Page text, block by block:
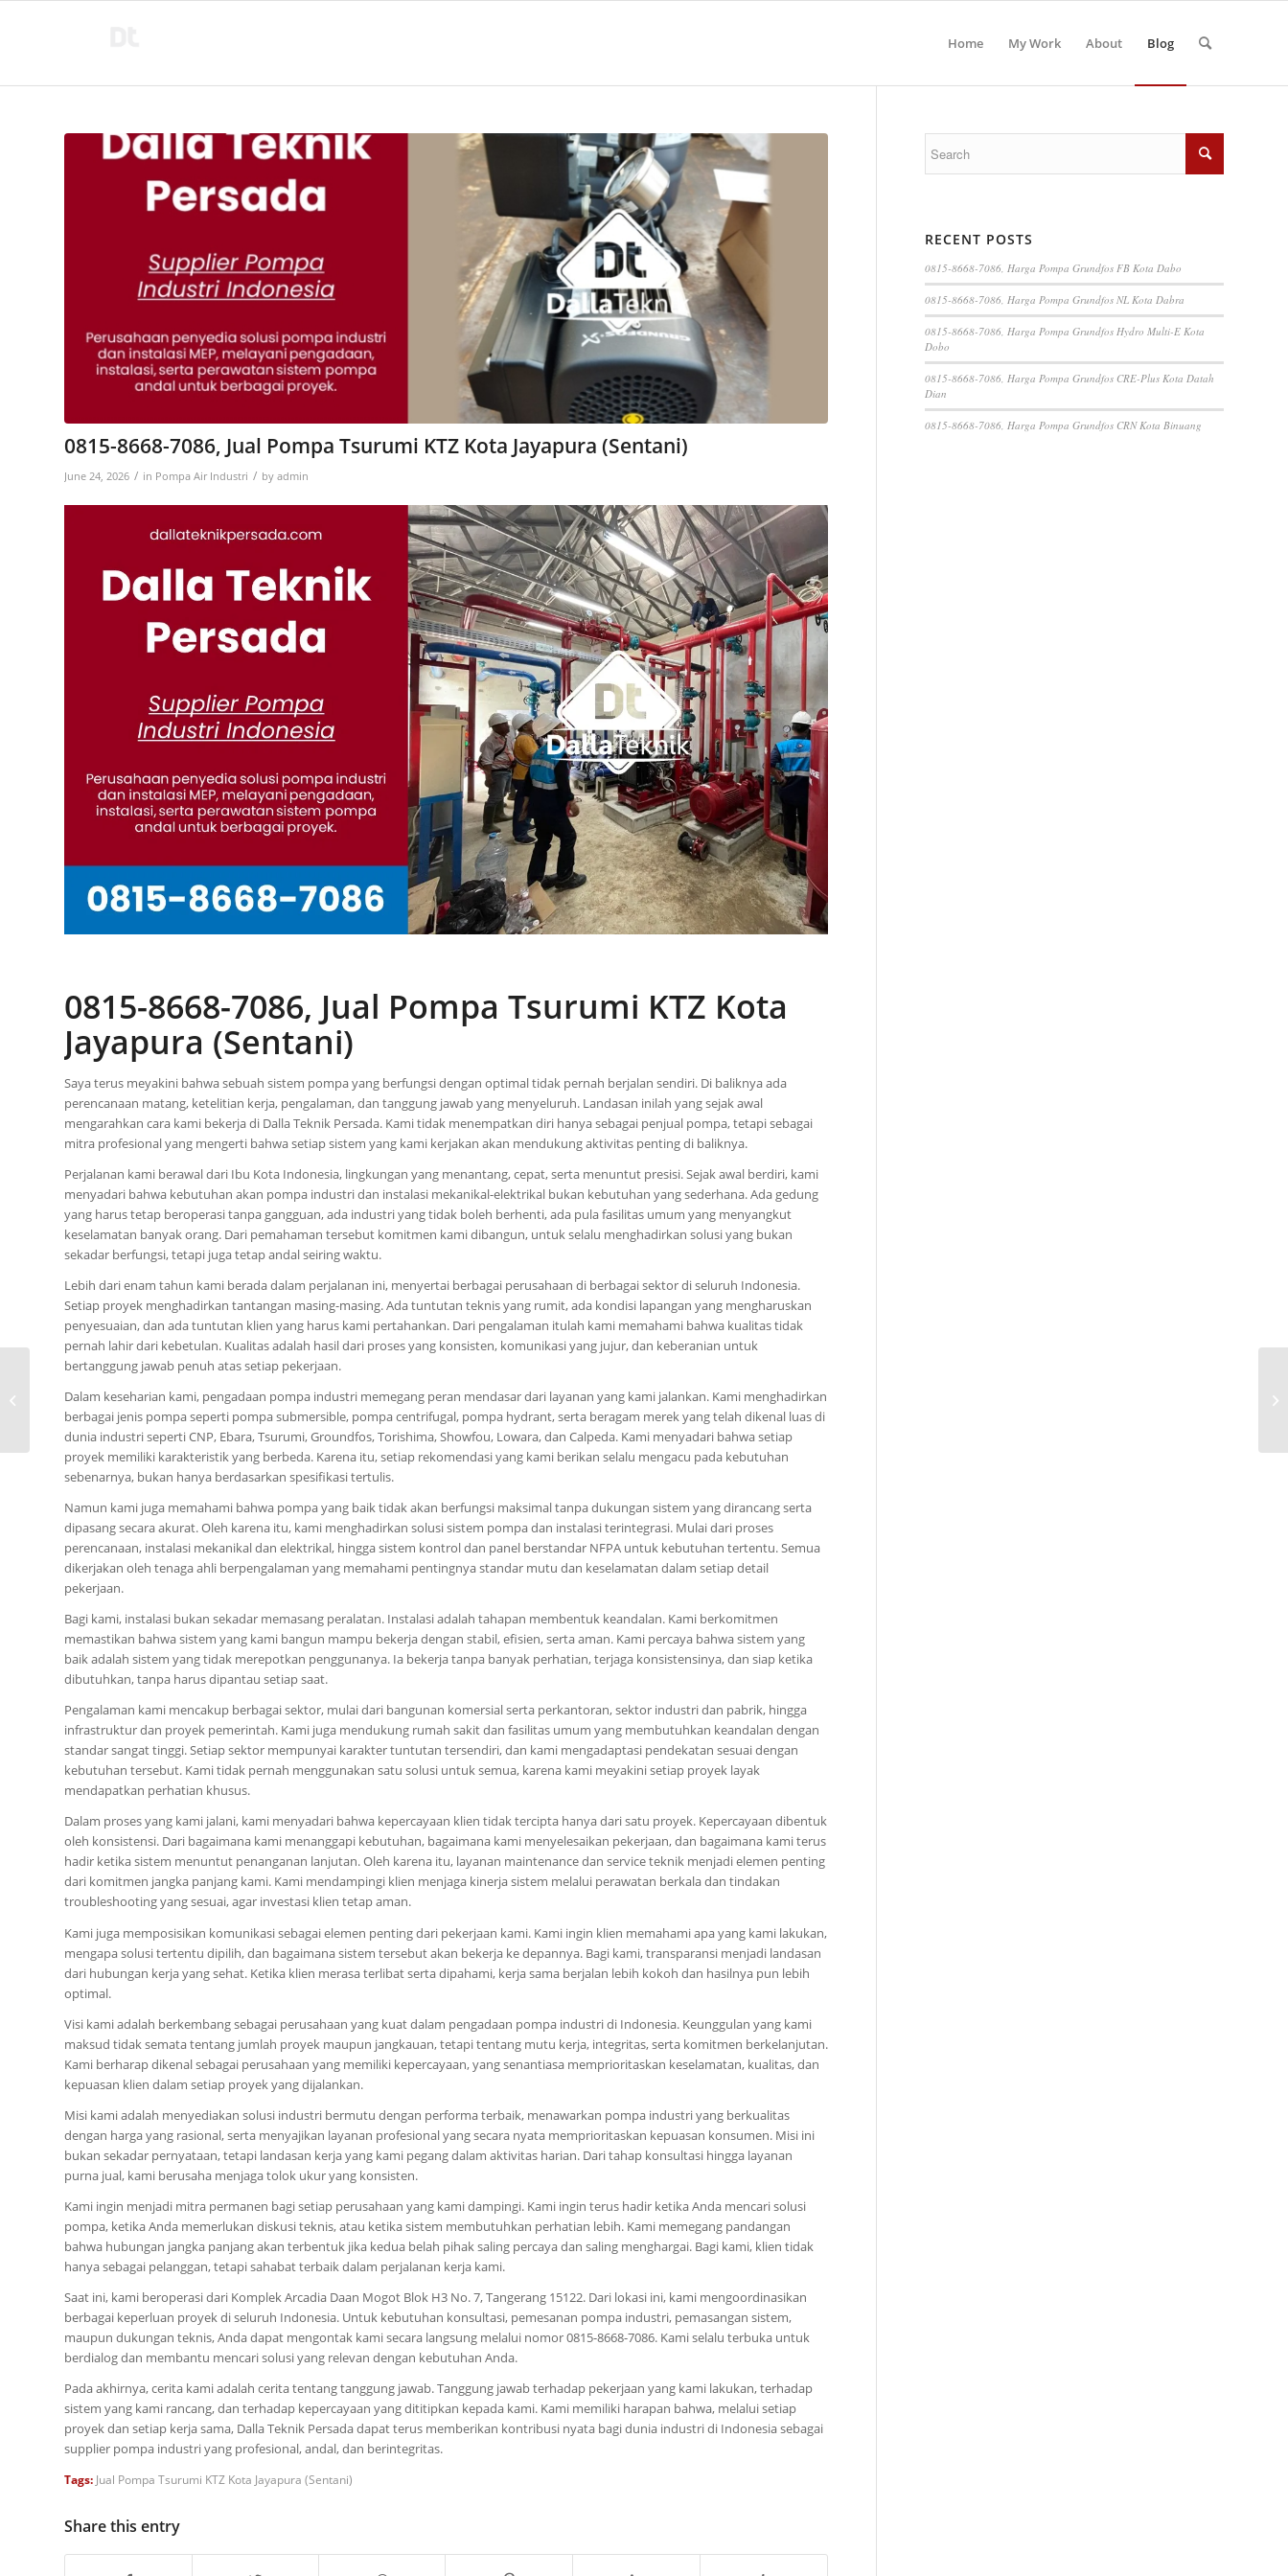
Home My Work About Blog
0815-8668-7086, Jual Pompa Tsurumi KTZ Kota Jayapura (Sentani)
June 24, 2026 / in Pompa Air Industri / by admin
0815-8668-7086, Jual Pompa Tsurumi KTZ Kota
Jayapura (Sentani)
Saya terus meyakini bahwa sebuah sistem pompa yang berfungsi dengan optimal tidak pernah berjalan sendiri. Di baliknya ada
perencanaan matang, ketelitian kerja, pengalaman, dan tanggung jawab yang menyeluruh. Landasan inilah yang sejak awal
mengarahkan cara kami bekerja di Dalla Teknik Persada. Kami tidak menempatkan diri hanya sebagai penjual pompa, tetapi sebagai
mitra profesional yang mengerti bahwa setiap sistem yang kami kerjakan akan mendukung aktivitas penting di baliknya.
Perjalanan kami berawal dari Ibu Kota Indonesia, lingkungan yang menantang, cepat, serta menuntut presisi. Sejak awal berdiri, kami
menyadari bahwa kebutuhan akan pompa industri dan instalasi mekanikal-elektrikal bukan kebutuhan yang sederhana. Ada gedung
yang harus tetap beroperasi tanpa gangguan, ada industri yang tidak boleh berhenti, ada pula fasilitas umum yang menyangkut
keselamatan banyak orang. Dari pemahaman tersebut komitmen kami dibangun, untuk selalu menghadirkan solusi yang bukan
sekadar berfungsi, tetapi juga tetap andal seiring waktu.
Lebih dari enam tahun kami berada dalam perjalanan ini, menyertai berbagai perusahaan di berbagai sektor di seluruh Indonesia.
Setiap proyek menghadirkan tantangan masing-masing. Ada tuntutan teknis yang rumit, ada kondisi lapangan yang mengharuskan
penyesuaian, dan ada tuntutan klien yang harus kami pertahankan. Dari pengalaman itulah kami memahami bahwa kualitas tidak
pernah lahir dari kebetulan. Kualitas adalah hasil dari proses yang konsisten, komunikasi yang jujur, dan keberanian untuk
bertanggung jawab penuh atas setiap pekerjaan.
Dalam keseharian kami, pengadaan pompa industri memegang peran mendasar dari layanan yang kami jalankan. Kami menghadirkan
berbagai jenis pompa seperti pompa submersible, pompa centrifugal, pompa hydrant, serta beragam merek yang telah dikenal luas di
dunia industri seperti CNP, Ebara, Tsurumi, Groundfos, Torishima, Showfou, Lowara, dan Calpeda. Kami menyadari bahwa setiap
proyek memiliki karakteristik yang berbeda. Karena itu, setiap rekomendasi yang kami berikan selalu mengacu pada kebutuhan
sebenarnya, bukan hanya berdasarkan spesifikasi tertulis.
Namun kami juga memahami bahwa pompa yang baik tidak akan berfungsi maksimal tanpa dukungan sistem yang dirancang serta
dipasang secara akurat. Oleh karena itu, kami menghadirkan solusi sistem pompa dan instalasi terintegrasi. Mulai dari proses
perencanaan, instalasi mekanikal dan elektrikal, hingga sistem kontrol dan panel berstandar NFPA untuk kebutuhan tertentu. Semua
dikerjakan oleh tenaga ahli berpengalaman yang memahami pentingnya standar mutu dan keselamatan dalam setiap detail
pekerjaan.
Bagi kami, instalasi bukan sekadar memasang peralatan. Instalasi adalah tahapan membentuk keandalan. Kami berkomitmen
memastikan bahwa sistem yang kami bangun mampu bekerja dengan stabil, efisien, serta aman. Kami percaya bahwa sistem yang
baik adalah sistem yang tidak merepotkan penggunanya. Ia bekerja tanpa banyak perhatian, terjaga konsistensinya, dan siap ketika
dibutuhkan, tanpa harus dipantau setiap saat.
Pengalaman kami mencakup berbagai sektor, mulai dari bangunan komersial serta perkantoran, sektor industri dan pabrik, hingga
infrastruktur dan proyek pemerintah. Kami juga mendukung rumah sakit dan fasilitas umum yang membutuhkan keandalan dengan
standar sangat tinggi. Setiap sektor mempunyai karakter tuntutan tersendiri, dan kami mengadaptasi pendekatan sesuai dengan
kebutuhan tersebut. Kami tidak pernah menggunakan satu solusi untuk semua, karena kami meyakini setiap proyek layak
mendapatkan perhatian khusus.
Dalam proses yang kami jalani, kami menyadari bahwa kepercayaan klien tidak tercipta hanya dari satu proyek. Kepercayaan dibentuk
oleh konsistensi. Dari bagaimana kami menanggapi kebutuhan, bagaimana kami menyelesaikan pekerjaan, dan bagaimana kami terus
hadir ketika sistem menuntut penanganan lanjutan. Oleh karena itu, layanan maintenance dan service teknik menjadi elemen penting
dari komitmen jangka panjang kami. Kami mendampingi klien menjaga kinerja sistem melalui perawatan berkala dan tindakan
troubleshooting yang sesuai, agar investasi klien tetap aman.
Kami juga memposisikan komunikasi sebagai elemen penting dari pekerjaan kami. Kami ingin klien memahami apa yang kami lakukan,
mengapa solusi tertentu dipilih, dan bagaimana sistem tersebut akan bekerja ke depannya. Bagi kami, transparansi menjadi landasan
dari hubungan kerja yang sehat. Ketika klien merasa terlibat serta dipahami, kerja sama berjalan lebih kokoh dan hasilnya pun lebih
optimal.
Visi kami adalah berkembang sebagai perusahaan yang kuat dalam pengadaan pompa industri di Indonesia. Keunggulan yang kami
maksud tidak semata tentang jumlah proyek maupun jangkauan, tetapi tentang mutu kerja, integritas, serta komitmen berkelanjutan.
Kami berharap dikenal sebagai perusahaan yang memiliki kepercayaan, yang senantiasa memprioritaskan keselamatan, kualitas, dan
kepuasan klien dalam setiap proyek yang dijalankan.
Misi kami adalah menyediakan solusi industri bermutu dengan performa terbaik, menawarkan pompa industri yang berkualitas
dengan harga yang rasional, serta menyajikan layanan profesional yang secara nyata memprioritaskan kepuasan konsumen. Misi ini
bukan sekadar pernyataan, tetapi landasan kerja yang kami pegang dalam aktivitas harian. Dari tahap konsultasi hingga layanan
purna jual, kami berusaha menjaga tolok ukur yang konsisten.
Kami ingin menjadi mitra permanen bagi setiap perusahaan yang kami dampingi. Kami ingin terus hadir ketika Anda mencari solusi
pompa, ketika Anda memerlukan diskusi teknis, atau ketika sistem membutuhkan perhatian lebih. Kami memegang pandangan
bahwa hubungan jangka panjang akan terbentuk jika kedua belah pihak saling percaya dan saling menghargai. Bagi kami, klien tidak
hanya sebagai pelanggan, tetapi sahabat terbaik dalam perjalanan kerja kami.
Saat ini, kami beroperasi dari Komplek Arcadia Daan Mogot Blok H3 No. 7, Tangerang 15122. Dari lokasi ini, kami mengoordinasikan
berbagai keperluan proyek di seluruh Indonesia. Untuk kebutuhan konsultasi, pemesanan pompa industri, pemasangan sistem,
maupun dukungan teknis, Anda dapat mengontak kami secara langsung melalui nomor 0815-8668-7086. Kami selalu terbuka untuk
berdialog dan membantu mencari solusi yang relevan dengan kebutuhan Anda.
Pada akhirnya, cerita kami adalah cerita tentang tanggung jawab. Tanggung jawab terhadap pekerjaan yang kami lakukan, terhadap
sistem yang kami rancang, dan terhadap kepercayaan yang dititipkan kepada kami. Kami memiliki harapan bahwa, melalui setiap
proyek dan setiap kerja sama, Dalla Teknik Persada dapat terus memberikan kontribusi nyata bagi dunia industri di Indonesia sebagai
supplier pompa industri yang profesional, andal, dan berintegritas.
Tags: Jual Pompa Tsurumi KTZ Kota Jayapura (Sentani)
Share this entry
RECENT POSTS
0815-8668-7086, Harga Pompa Grundfos FB Kota Dabo
0815-8668-7086, Harga Pompa Grundfos NL Kota Dabra
0815-8668-7086, Harga Pompa Grundfos Hydro Multi-E Kota
Dobo
0815-8668-7086, Harga Pompa Grundfos CRE-Plus Kota Datah
Dian
0815-8668-7086, Harga Pompa Grundfos CRN Kota Binuang
0815-8668-7086, Jual
Pompa Tsurumi LB-A
Kota Kamur